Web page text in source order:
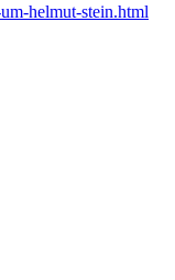
helmut-stein.html